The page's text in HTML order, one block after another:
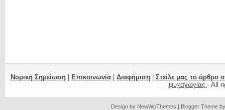
Νομική Σημείωση| Επικοινωνία| Διαφήμιση| Στείλε μας το άρθρο
ψυχαγωγίας - All
Design by NewWpThemes | Blogger Theme